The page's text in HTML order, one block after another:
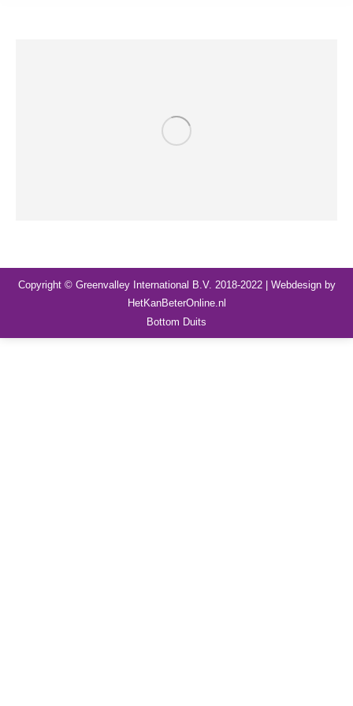
Copyright © Greenvalley International B.V. 2018-2022 | Webdesign by
HetKanBeterOnline.nl
Bottom Duits